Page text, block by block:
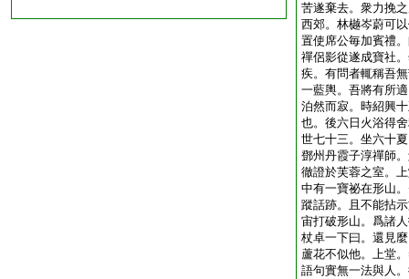
苦遂棄去。衆力挽
西郊。林樾岑蔚可
置使席公毎加賓禮
禪侶影從遂成寶社
疾。有問者輒稱吾
一藍輿。吾將有所
泊然而寂。時紹興
也。後六日火浴得
世七十三。坐六十夏
鄧州丹霞子淳禪師
徹證於芙蓉之室。
中有一寶祕在形山
蹤話跡。且不能拈
宙打破形山。爲諸
杖卓一下曰。還見
蘆花不似他。上堂
語句實無一法與人